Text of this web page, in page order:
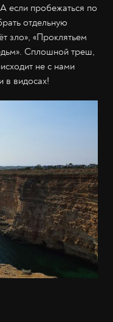
если пробежаться по
отдельную
зло», «Проклятьем
Сплошной треш,
не с нами
в видосах!